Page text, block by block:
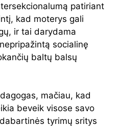
patiriant
kad moterys gali
ir tai darydama
socialinę
baltų balsų
mačiau, kad
beveik visose savo
tyrimų sritys